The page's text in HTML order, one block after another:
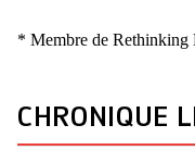
* Membre de Rethinking
CHRONIQUE